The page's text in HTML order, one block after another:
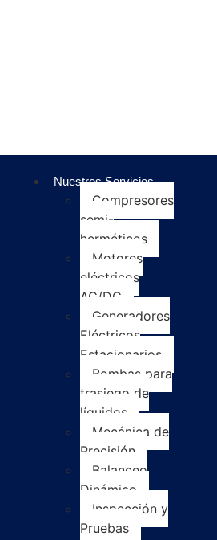
Nuestros Servicios
Compresores
semi-
herméticos
Motores
eléctricos
AC/DC
Generadores
Eléctricos
Estacionarios
Bombas para
trasiego de
líquidos
Mecánica de
Precisión
Balanceo
Dinámico
Inspección y
Pruebas